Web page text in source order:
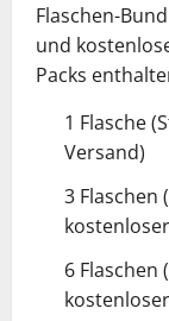
Flaschen-
und
Packs
1 Flasche
Versand)
3 Flaschen
6 Flaschen